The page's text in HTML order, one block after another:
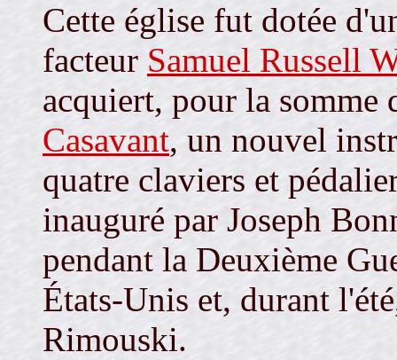
Cette église fut dotée
facteur Samuel Russell
acquiert, pour la somme
Casavant, un nouvel
quatre claviers et
inauguré par Joseph
pendant la Deuxième
États-Unis et, durant
Rimouski.